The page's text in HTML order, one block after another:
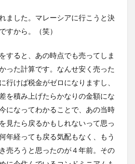
ました。マレーシアに行こうと決
すから。（笑）
すると、あの時点でも売ってしま
った計算です。なんせ安く売った
行けば税金がゼロになりますし、
を積み上げたらかなりの金額にな
になってわかることで、あの当時
見たら戻るかもしれないって思っ
年経っても戻る気配もなく、もう
売ろうと思ったのが４年前。その